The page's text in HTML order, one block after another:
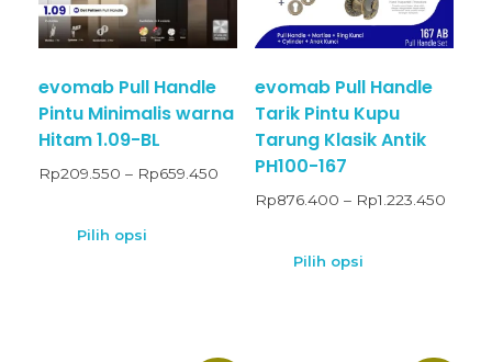
evomab Pull Handle
Pintu Minimalis warna
Hitam 1.09-BL
Rp209.550 – Rp659.450
Pilih opsi
evomab Pull Handle
Tarik Pintu Kupu
Tarung Klasik Antik
PH100-167
Rp876.400 – Rp1.223.450
Pilih opsi